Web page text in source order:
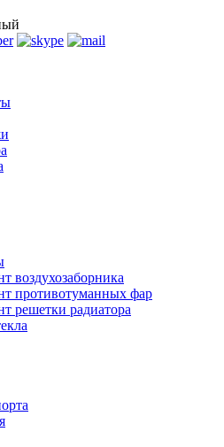
воздухозаборника
противотуманных фар
решетки радиатора